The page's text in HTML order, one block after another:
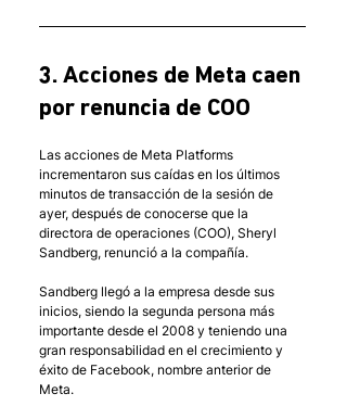
3. Acciones de Meta caen
por renuncia de COO
Las acciones de Meta Platforms
incrementaron sus caídas en los últimos
minutos de transacción de la sesión de
ayer, después de conocerse que la
directora de operaciones (COO), Sheryl
Sandberg, renunció a la compañía.
Sandberg llegó a la empresa desde sus
inicios, siendo la segunda persona más
importante desde el 2008 y teniendo una
gran responsabilidad en el crecimiento y
éxito de Facebook, nombre anterior de
Meta.